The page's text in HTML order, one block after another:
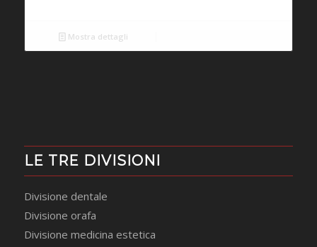
Mostra dettagli
LE TRE DIVISIONI
Divisione dentale
Divisione orafa
Divisione medicina estetica